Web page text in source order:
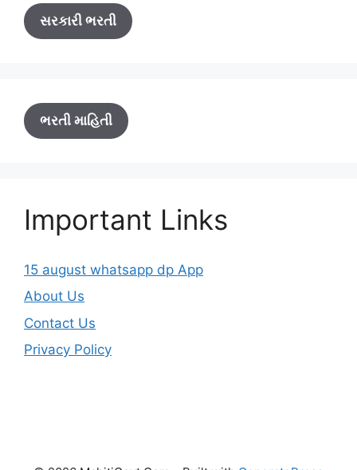
સરકારી ભરતી
ભરતી માહિતી
Important Links
15 august whatsapp dp App
About Us
Contact Us
Privacy Policy